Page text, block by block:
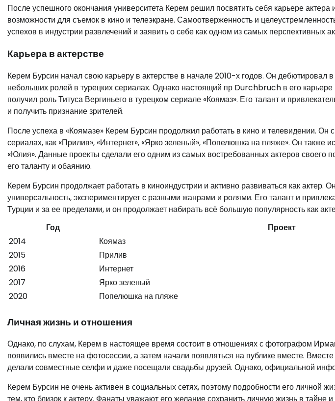
После успешного окончания университета Керем решил посвятить себя карьере актера
возможности для съемок в кино и телеэкране. Самоотверженность и
успехов в индустрии развлечений и заявить о себе как одном из самых перспективных
Карьера в актерстве
Керем Бурсин начал свою карьеру в актерстве в начале 2010-х годов. Он дебютировал в
небольших ролей в турецких сериалах. Однако настоящий пр Durchbruch в его карьере
получил роль Титуса Вергиньего в турецком сериале «Коямаз». Его талант и
и получить признание зрителей.
После успеха в «Коямазе» Керем Бурсин продолжил работать в кино и телевидении. Он
сериалах, как «Прилив», «Интернет», «Ярко зеленый», «Попелюшка на пляже». Он также
«Юлия». Данные проекты сделали его одним из самых востребованных актеров своего
его таланту и обаянию.
Керем Бурсин продолжает работать в киноиндустрии и активно развиваться как актер.
универсальность, экспериментирует с разными жанрами и ролями. Его талант и
Турции и за ее пределами, и он продолжает набирать всё большую популярность как
Год
Проект
2014
Коямаз
2015
Прилив
2016
Интернет
2017
Ярко зеленый
2020
Попелюшка на пляже
Личная жизнь и отношения
Однако, по слухам, Керем в настоящее время состоит в отношениях с фотографом
появились вместе на фотосессии, а затем начали появляться на публике вместе.
делали совместные селфи и даже посещали свадьбы друзей. Однако, официальной
Керем Бурсин не очень активен в социальных сетях, поэтому подробности его личной